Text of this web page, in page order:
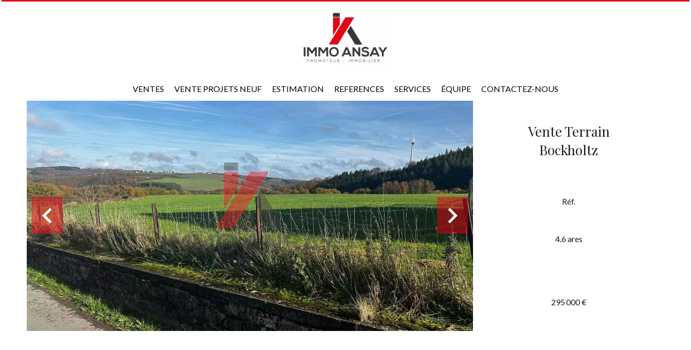
VENTES VENTE PROJETS NEUF ESTIMATION REFERENCES SERVICES ÉQUIPE CONTACTEZ-NOUS
Vente Terrain
Bockholtz
Réf.
4.6 ares
295 000 €